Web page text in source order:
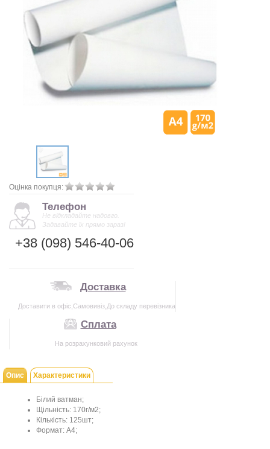
Оцінка покупця:
Телефон
Не відкладайте надовго.
Задавайте їх прямо зараз!
+38 (098) 546-40-06
Доставка
Доставити в офіс,Самовивіз,До складу перевізника
Сплата
На розрахунковий рахунок
Опис Характеристики
Білий ватман;
Щільність: 170г/м2;
Кількість: 125шт;
Формат: А4;